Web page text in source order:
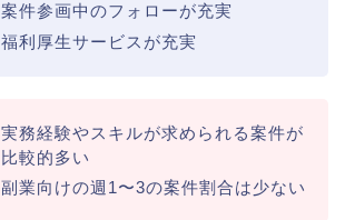
案件参画中のフォローが充実
福利厚生サービスが充実
実務経験やスキルが求められる案件が
比較的多い
副業向けの週1〜3の案件割合は少ない